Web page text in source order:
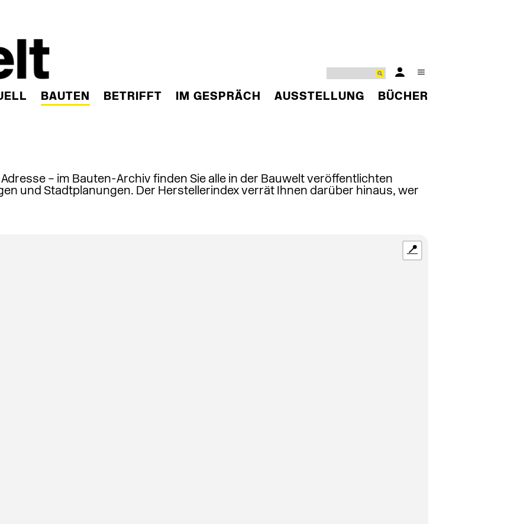
BAUTEN BETRIFFT IM GESPRÄCH AUSSTELLUNG BÜCHER
– im Bauten-Archiv finden Sie alle in der Bauwelt veröffentlichten
und Stadtplanungen. Der Herstellerindex verrät Ihnen darüber hinaus, wer
📍